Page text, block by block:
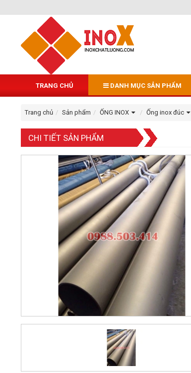
TRANG CHỦ DANH MỤC SẢN PHẨM
Trang chủ Sản phẩm ỐNG INOX Ống inox đúc
CHI TIẾT SẢN PHẨM